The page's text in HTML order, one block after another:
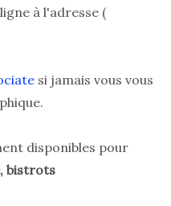
à l'adresse (
si jamais vous vous
disponibles pour
bistrots